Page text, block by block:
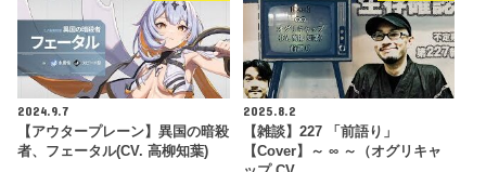
2024.9.7
【アウタープレーン】異国の暗殺
者、フェータル(CV. 高柳知葉)
2025.8.2
【雑談】227 「前語り」
【Cover】～ ∞ ～（オグリキャ